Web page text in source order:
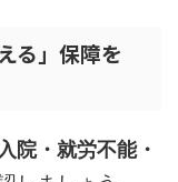
る」保障を
院・就労不能・